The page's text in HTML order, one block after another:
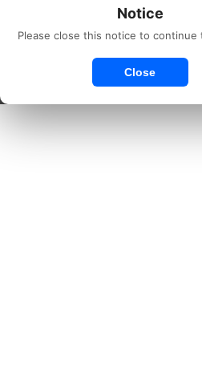
Notice
Please close this notice to continue
Close